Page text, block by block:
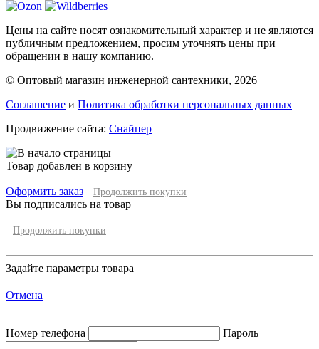
Цены на сайте носят ознакомительный характер и не являются
публичным предложением, просим уточнять цены при
обращении в нашу компанию.
© Оптовый магазин инженерной сантехники, 2026
Соглашение и Политика обработки персональных данных
Продвижение сайта: Снайпер
Товар добавлен в корзину
Оформить заказ Продолжить покупки
Вы подписались на товар
Продолжить покупки
Задайте параметры товара
Отмена
Номер телефона Пароль